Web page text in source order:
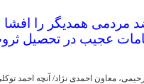
مردمی همدیگر را افشا
عجيب در تحصيل
معاون احمدی نژاد/ آنچه احمد